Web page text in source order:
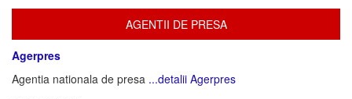
AGENTII DE PRESA
Agerpres
Agentia nationala de presa ...detalii Agerpres